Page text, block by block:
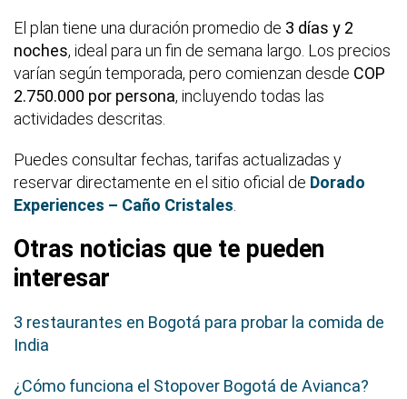
El plan tiene una duración promedio de 3 días y 2
noches, ideal para un fin de semana largo. Los precios
varían según temporada, pero comienzan desde COP
2.750.000 por persona, incluyendo todas las
actividades descritas.
Puedes consultar fechas, tarifas actualizadas y
reservar directamente en el sitio oficial de Dorado
Experiences – Caño Cristales.
Otras noticias que te pueden
interesar
3 restaurantes en Bogotá para probar la comida de
India
¿Cómo funciona el Stopover Bogotá de Avianca?